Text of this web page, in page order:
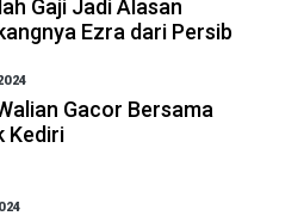
Gaji Jadi Alasan
Ezra dari Persib
Gacor Bersama
Kediri